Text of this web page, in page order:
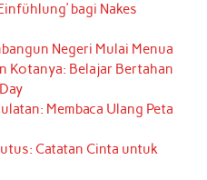
bagi Nakes
Negeri Mulai Menua
Kotanya: Belajar Bertahan
Membaca Ulang Peta
Catatan Cinta untuk